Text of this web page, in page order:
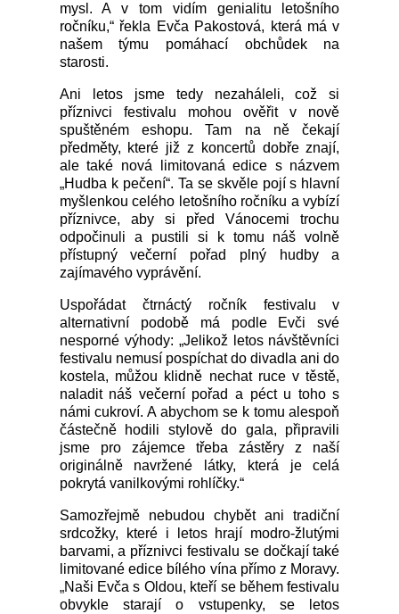
mysl. A v tom vidím genialitu letošního
ročníku,“ řekla Evča Pakostová, která má v
našem týmu pomáhací obchůdek na
starosti.
Ani letos jsme tedy nezaháleli, což si
příznivci festivalu mohou ověřit v nově
spuštěném eshopu. Tam na ně čekají
předměty, které již z koncertů dobře znají,
ale také nová limitovaná edice s názvem
„Hudba k pečení“. Ta se skvěle pojí s hlavní
myšlenkou celého letošního ročníku a vybízí
příznivce, aby si před Vánocemi trochu
odpočinuli a pustili si k tomu náš volně
přístupný večerní pořad plný hudby a
zajímavého vyprávění.
Uspořádat čtrnáctý ročník festivalu v
alternativní podobě má podle Evči své
nesporné výhody: „Jelikož letos návštěvníci
festivalu nemusí pospíchat do divadla ani do
kostela, můžou klidně nechat ruce v těstě,
naladit náš večerní pořad a péct u toho s
námi cukroví. A abychom se k tomu alespoň
částečně hodili stylově do gala, připravili
jsme pro zájemce třeba zástěry z naší
originálně navržené látky, která je celá
pokrytá vanilkovými rohlíčky.“
Samozřejmě nebudou chybět ani tradiční
srdcožky, které i letos hrají modro-žlutými
barvami, a příznivci festivalu se dočkají také
limitované edice bílého vína přímo z Moravy.
„Naši Evča s Oldou, kteří se během festivalu
obvykle starají o vstupenky, se letos